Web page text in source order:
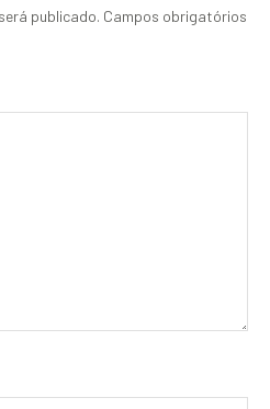
publicado. Campos obrigatórios